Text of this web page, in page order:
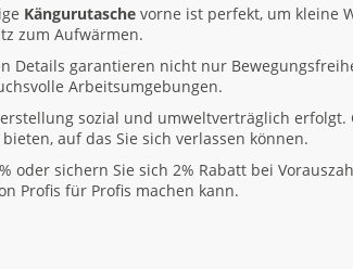
Kängurutasche vorne ist perfekt, um kleine
zum Aufwärmen.
Details garantieren nicht nur
Arbeitsumgebungen.
sozial und umweltverträglich
auf das Sie sich verlassen können.
oder sichern Sie sich 2% Rabatt bei
Profis für Profis machen kann.